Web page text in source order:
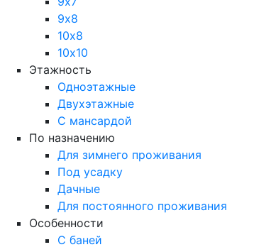
9х8
10х8
10х10
Этажность
Одноэтажные
Двухэтажные
С мансардой
По назначению
Для зимнего проживания
Под усадку
Дачные
Для постоянного проживания
Особенности
С баней